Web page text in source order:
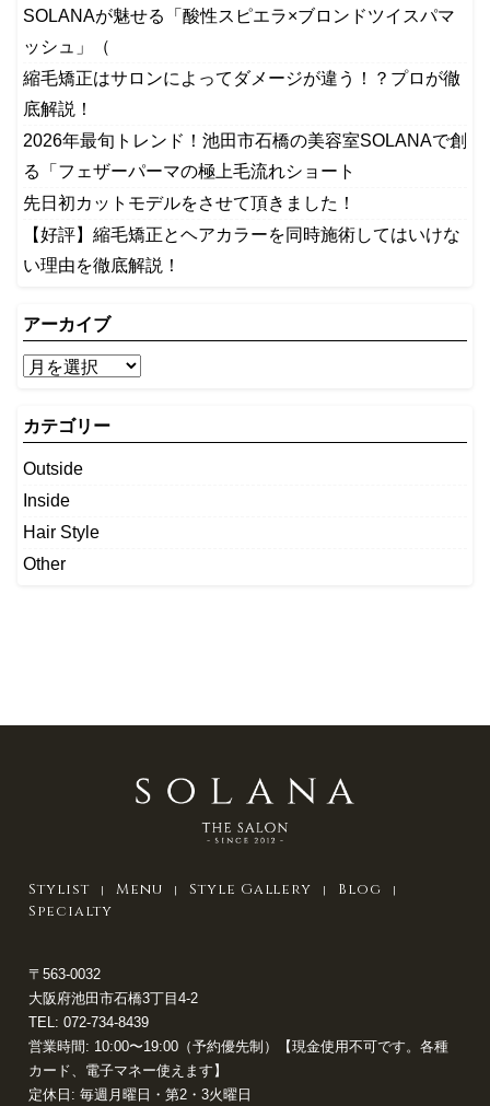
SOLANAが魅せる「酸性スピエラ×ブロンドツイスパマ
ッシュ」（
縮毛矯正はサロンによってダメージが違う！？プロが徹
底解説！
2026年最旬トレンド！池田市石橋の美容室SOLANAで創
る「フェザーパーマの極上毛流れショート
先日初カットモデルをさせて頂きました！
【好評】縮毛矯正とヘアカラーを同時施術してはいけな
い理由を徹底解説！
アーカイブ
カテゴリー
Outside
Inside
Hair Style
Other
Stylist Menu Style Gallery
Blog
Specialty
〒563-0032
大阪府池田市石橋3丁目4-2
TEL: 072-734-8439
営業時間: 10:00〜19:00（予約優先制）【現金使用不可です。各種
カード、電子マネー使えます】
定休日: 毎週月曜日・第2・3火曜日